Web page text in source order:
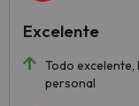
Todo excelente,
personal
Excelente